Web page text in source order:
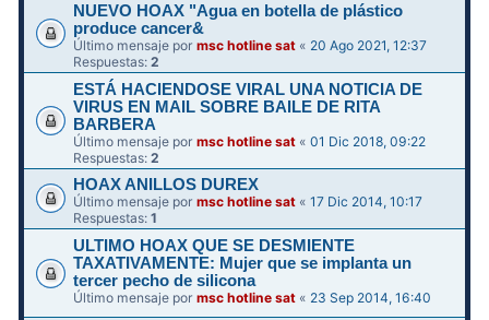
NUEVO HOAX "Agua en botella de plástico
produce cancer&
Último mensaje pormsc hotline sat « 20 Ago 2021, 12:37
Respuestas:2
ESTÁ HACIENDOSE VIRAL UNA NOTICIA DE
VIRUS EN MAIL SOBRE BAILE DE RITA
BARBERA
Último mensaje pormsc hotline sat «01 Dic 2018, 09:22
Respuestas:2
HOAX ANILLOS DUREX
Último mensaje pormsc hotline sat «17 Dic 2014, 10:17
Respuestas:1
ULTIMO HOAX QUE SE DESMIENTE
TAXATIVAMENTE: Mujer que se implanta un
tercer pecho de silicona
Último mensaje pormsc hotline sat « 23 Sep 2014, 16:40